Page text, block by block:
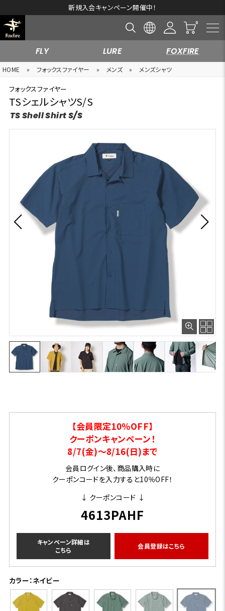
10,000円以上の購入で送料無料※一部対象外商品もございます。
FLY LURE FOXFIRE
HOME » フォックスファイヤー » メンズ » メンズシャツ
フォックスファイヤー
TSシェルシャツS/S
TS Shell Shirt S/S
【会員限定10％OFF】
クーポンキャンペーン！
8/7(金)～8/16(日)まで
会員ログイン後、商品購入時に
クーポンコードを入力すると10％OFF！
↓ クーポンコード ↓
4613PAHF
キャンペーン詳細は
こちら
会員登録はこちら
カラー：ネイビー